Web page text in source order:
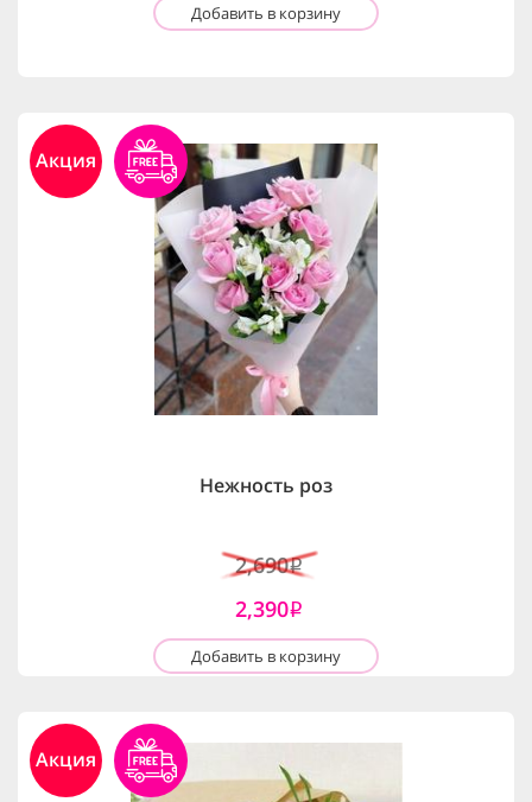
Добавить в корзину
Акция
Нежность роз
2,690i
2,390i
Добавить в корзину
Акция